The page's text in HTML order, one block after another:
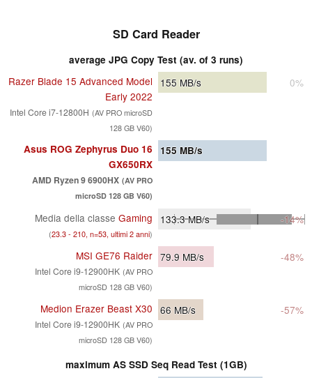
SD Card Reader
average JPG Copy Test (av. of 3 runs)
Razer Blade 15 Advanced Model
Early 2022
Intel Core i7-12800H (AV PRO microSD
128 GB V60)
155 MB/s 0%
Asus ROG Zephyrus Duo 16
GX650RX
AMD Ryzen 9 6900HX (AV PRO
microSD 128 GB V60)
155 MB/s
Media della classe Gaming
(23.3 - 210, n=53, ultimi 2 anni)
133.3MB/s -14%
MSI GE76 Raider
Intel Core i9-12900HK (AV PRO
microSD 128 GB V60)
79.9 MB/s -48%
Medion Erazer Beast X30
Intel Core i9-12900HK (AV PRO
microSD 128 GB V60)
66 MB/s -57%
maximum AS SSD Seq Read Test (1GB)